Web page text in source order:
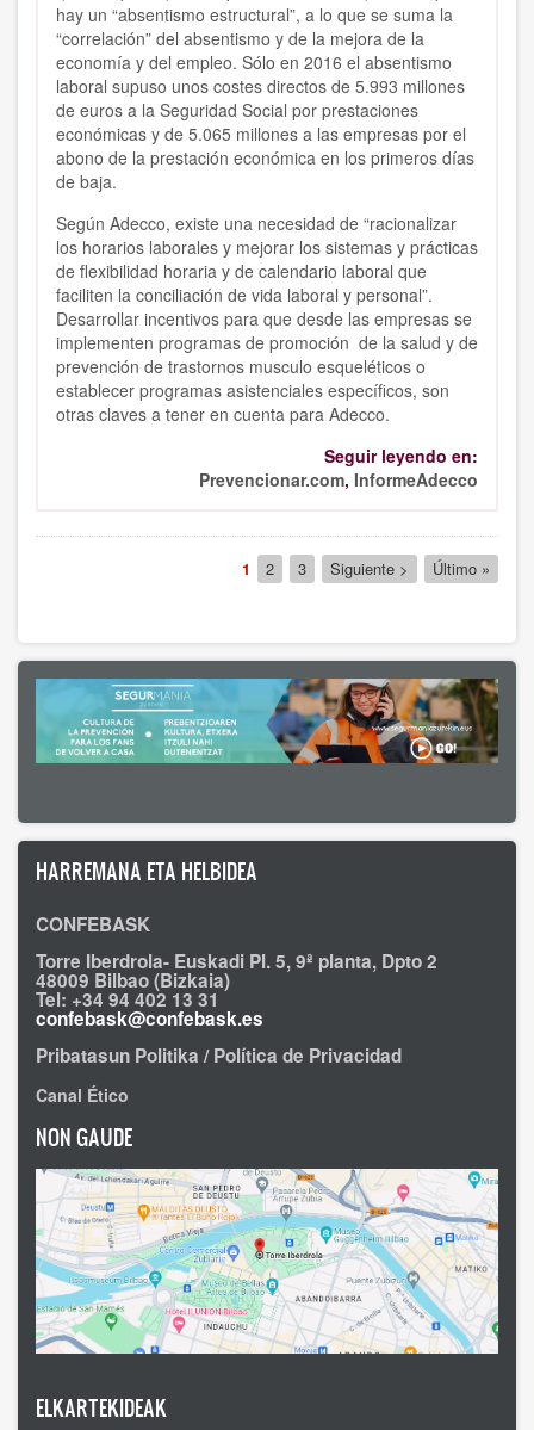
hay un “absentismo estructural”, a lo que se suma la
“correlación” del absentismo y de la mejora de la
economía y del empleo. Sólo en 2016 el absentismo
laboral supuso unos costes directos de 5.993 millones
de euros a la Seguridad Social por prestaciones
económicas y de 5.065 millones a las empresas por el
abono de la prestación económica en los primeros días
de baja.
Según Adecco, existe una necesidad de “racionalizar
los horarios laborales y mejorar los sistemas y prácticas
de flexibilidad horaria y de calendario laboral que
faciliten la conciliación de vida laboral y personal”.
Desarrollar incentivos para que desde las empresas se
implementen programas de promoción de la salud y de
prevención de trastornos musculo esqueléticos o
establecer programas asistenciales específicos, son
otras claves a tener en cuenta para Adecco.
Seguir leyendo en:
Prevencionar.com, InformeAdecco
Página
actual
1 Página
2 Página
3
Siguiente
página
Siguiente >
Última
página
Último »
HARREMANA ETA HELBIDEA
CONFEBASK
Torre Iberdrola- Euskadi Pl. 5, 9ª planta, Dpto 2
48009 Bilbao (Bizkaia)
Tel: +34 94 402 13 31
confebask@confebask.es
Pribatasun Politika / Política de Privacidad
Canal Ético
NON GAUDE
ELKARTEKIDEAK